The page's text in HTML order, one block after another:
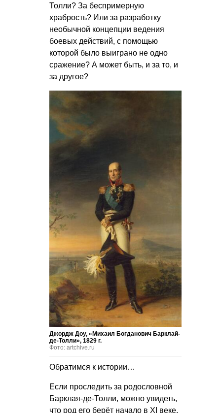
Толли? За беспримерную
храбрость? Или за разработку
необычной концепции ведения
боевых действий, с помощью
которой было выиграно не одно
сражение? А может быть, и за то, и
за другое?
Джордж Доу, «Михаил Богданович Барклай-
де-Толли», 1829 г.
Фото: artchive.ru
Обратимся к истории…
Если проследить за родословной
Барклая-де-Толли, можно увидеть,
что род его берёт начало в XI веке.